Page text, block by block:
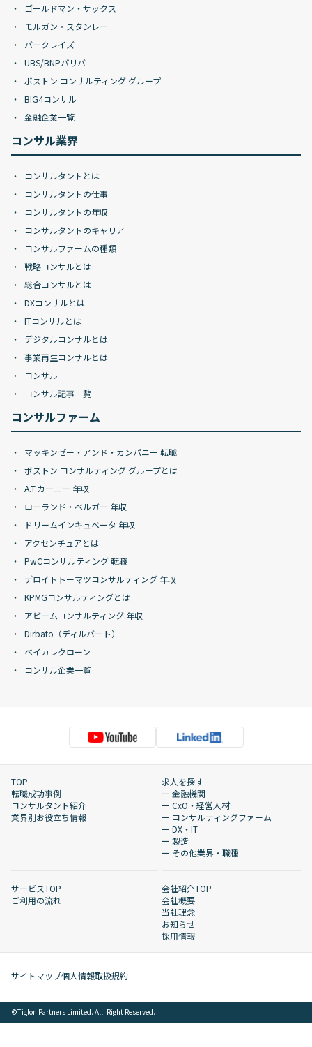
ゴールドマン・サックス
モルガン・スタンレー
バークレイズ
UBS/BNPパリバ
ボストン コンサルティング グループ
BIG4コンサル
金融企業一覧
コンサル業界
コンサルタントとは
コンサルタントの仕事
コンサルタントの年収
コンサルタントのキャリア
コンサルファームの種類
戦略コンサルとは
総合コンサルとは
DXコンサルとは
ITコンサルとは
デジタルコンサルとは
事業再生コンサルとは
コンサル
コンサル記事一覧
コンサルファーム
マッキンゼー・アンド・カンパニー 転職
ボストン コンサルティング グループとは
A.T.カーニー 年収
ローランド・ベルガー 年収
ドリームインキュベータ 年収
アクセンチュアとは
PwCコンサルティング 転職
デロイトトーマツコンサルティング 年収
KPMGコンサルティングとは
アビームコンサルティング 年収
Dirbato（ディルバート）
ベイカレクローン
コンサル企業一覧
TOP
転職成功事例
コンサルタント紹介
業界別お役立ち情報
求人を探す
ー 金融機関
ー CxO・経営人材
ー コンサルティングファーム
ー DX・IT
ー 製造
ー その他業界・職種
サービスTOP
ご利用の流れ
会社紹介TOP
会社概要
当社理念
お知らせ
採用情報
サイトマップ個人情報取扱規約
©︎Tiglon Partners Limited. All. Right Reserved.